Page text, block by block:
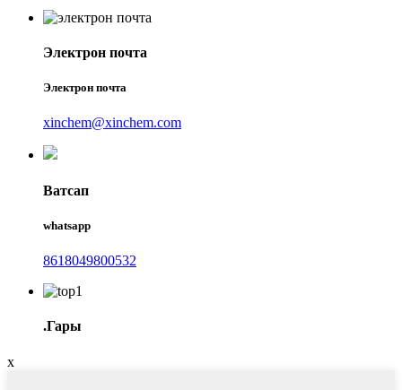
Электрон почта
Электрон почта
xinchem@xinchem.com
Ватсап
whatsapp
8618049800532
.Гары
x